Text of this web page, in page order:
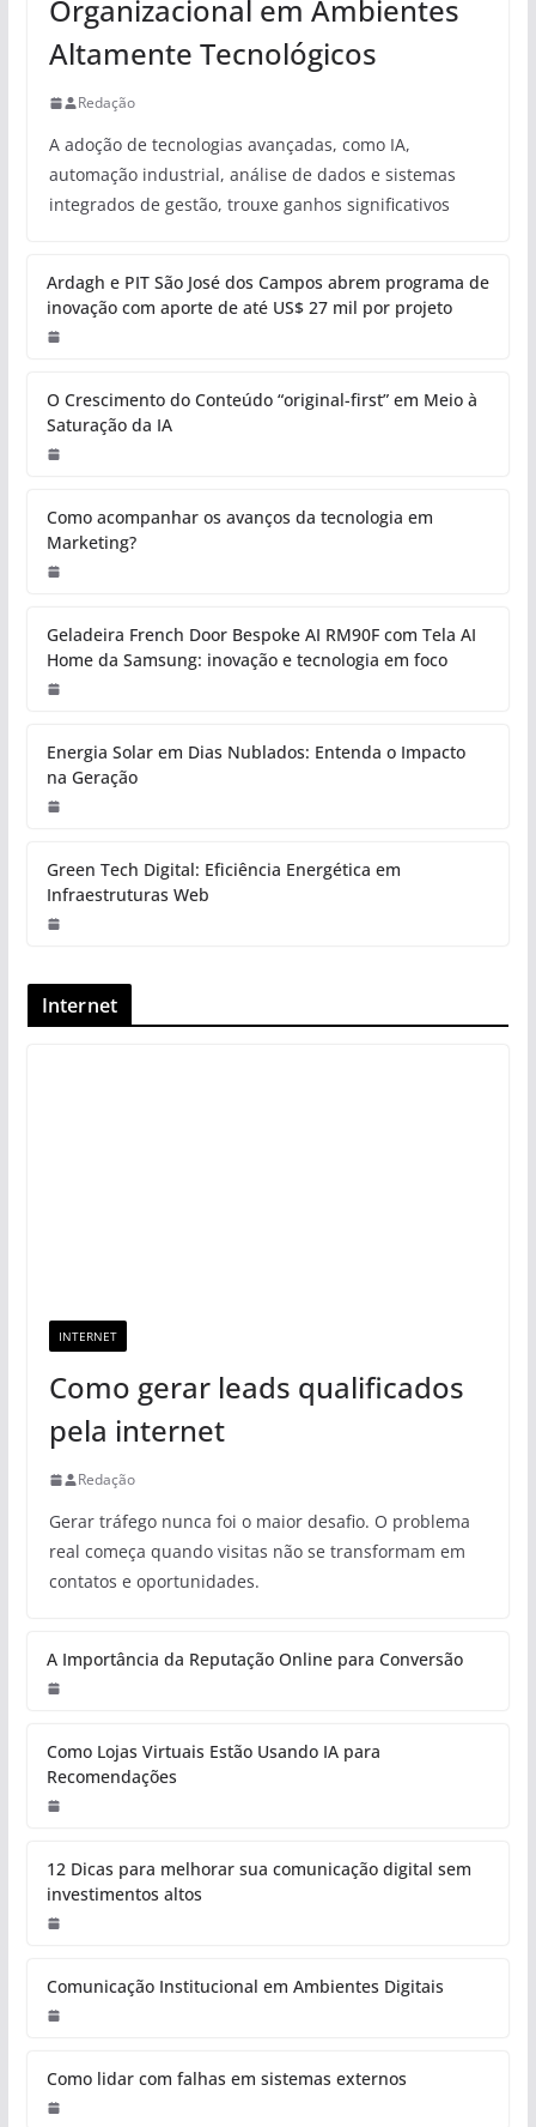
Organizacional em Ambientes
Altamente Tecnológicos
Redação
A adoção de tecnologias avançadas, como IA,
automação industrial, análise de dados e sistemas
integrados de gestão, trouxe ganhos significativos
Ardagh e PIT São José dos Campos abrem programa de
inovação com aporte de até US$ 27 mil por projeto
O Crescimento do Conteúdo “original-first” em Meio à
Saturação da IA
Como acompanhar os avanços da tecnologia em
Marketing?
Geladeira French Door Bespoke AI RM90F com Tela AI
Home da Samsung: inovação e tecnologia em foco
Energia Solar em Dias Nublados: Entenda o Impacto
na Geração
Green Tech Digital: Eficiência Energética em
Infraestruturas Web
Internet
INTERNET
Como gerar leads qualificados
pela internet
Redação
Gerar tráfego nunca foi o maior desafio. O problema
real começa quando visitas não se transformam em
contatos e oportunidades.
A Importância da Reputação Online para Conversão
Como Lojas Virtuais Estão Usando IA para
Recomendações
12 Dicas para melhorar sua comunicação digital sem
investimentos altos
Comunicação Institucional em Ambientes Digitais
Como lidar com falhas em sistemas externos